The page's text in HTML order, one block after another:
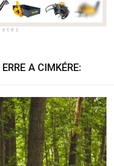
e t é s
A CIMKÉRE: